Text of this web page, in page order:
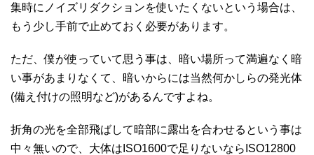
集時にノイズリダクションを使いたくないという場合は、
もう少し手前で止めておく必要があります。
ただ、僕が使っていて思う事は、暗い場所って満遍なく暗
い事があまりなくて、暗いからには当然何かしらの発光体
(備え付けの照明など)があるんですよね。
折角の光を全部飛ばして暗部に露出を合わせるという事は
中々無いので、大体はISO1600で足りないならISO12800